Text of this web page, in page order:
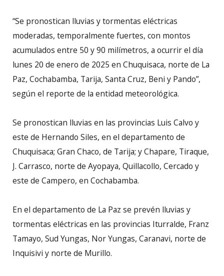
“Se pronostican lluvias y tormentas eléctricas
moderadas, temporalmente fuertes, con montos
acumulados entre 50 y 90 milímetros, a ocurrir el día
lunes 20 de enero de 2025 en Chuquisaca, norte de La
Paz, Cochabamba, Tarija, Santa Cruz, Beni y Pando”,
según el reporte de la entidad meteorológica.
Se pronostican lluvias en las provincias Luis Calvo y
este de Hernando Siles, en el departamento de
Chuquisaca; Gran Chaco, de Tarija; y Chapare, Tiraque,
J. Carrasco, norte de Ayopaya, Quillacollo, Cercado y
este de Campero, en Cochabamba.
En el departamento de La Paz se prevén lluvias y
tormentas eléctricas en las provincias Iturralde, Franz
Tamayo, Sud Yungas, Nor Yungas, Caranavi, norte de
Inquisivi y norte de Murillo.